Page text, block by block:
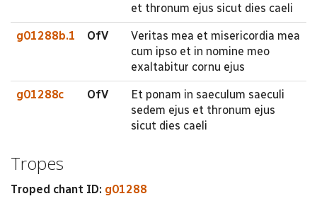
et thronum ejus sicut dies caeli
g01288b.1 OfV
Veritas mea et misericordia mea
cum ipso et in nomine meo
exaltabitur cornu ejus
g01288c OfV
Et ponam in saeculum saeculi
sedem ejus et thronum ejus
sicut dies caeli
Tropes
Troped chant ID: g01288